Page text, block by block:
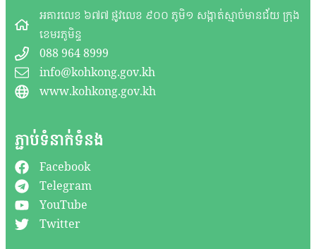
អគារលេខ ៦៧៧ ផ្លូវលេខ ៩០០ ភូមិ១ សង្កាត់ស្មាច់មានជ័យ ក្រុង
ខេមរភូមិន្ទ
088 964 8999
info@kohkong.gov.kh
www.kohkong.gov.kh
ភ្ជាប់ទំនាក់ទំនង
Facebook
Telegram
YouTube
Twitter